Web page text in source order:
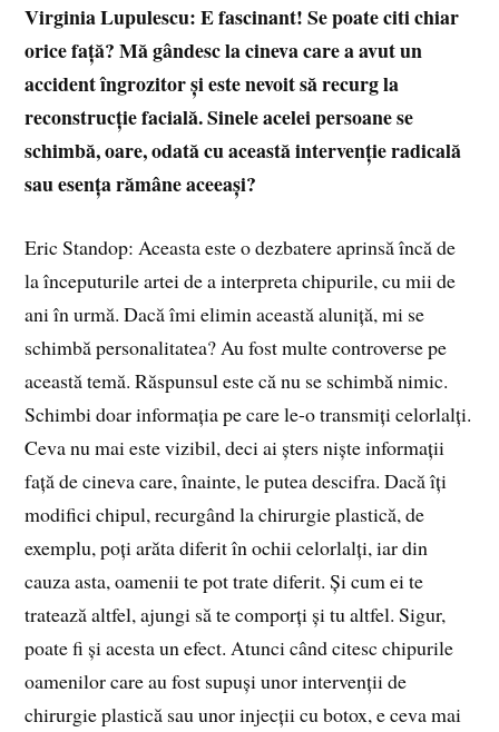
Virginia Lupulescu: E fascinant! Se poate citi chiar
orice față? Mă gândesc la cineva care a avut un
accident îngrozitor și este nevoit să recurg la
reconstrucție facială. Sinele acelei persoane se
schimbă, oare, odată cu această intervenție radicală
sau esența rămâne aceeași?
Eric Standop: Aceasta este o dezbatere aprinsă încă de
la începuturile artei de a interpreta chipurile, cu mii de
ani în urmă. Dacă îmi elimin această aluniță, mi se
schimbă personalitatea? Au fost multe controverse pe
această temă. Răspunsul este că nu se schimbă nimic.
Schimbi doar informația pe care le-o transmiți celorlalți.
Ceva nu mai este vizibil, deci ai șters niște informații
față de cineva care, înainte, le putea descifra. Dacă îți
modifici chipul, recurgând la chirurgie plastică, de
exemplu, poți arăta diferit în ochii celorlalți, iar din
cauza asta, oamenii te pot trate diferit. Și cum ei te
tratează altfel, ajungi să te comporți și tu altfel. Sigur,
poate fi și acesta un efect. Atunci când citesc chipurile
oamenilor care au fost supuși unor intervenții de
chirurgie plastică sau unor injecții cu botox, e ceva mai